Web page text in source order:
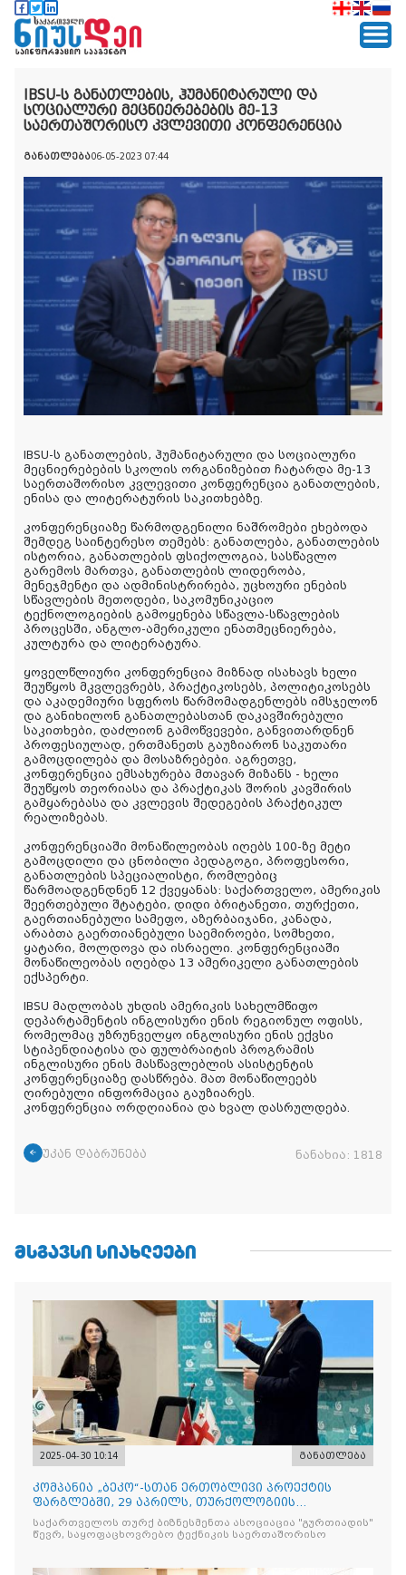
IBSU-ს განათლების, ჰუმანიტარული და
სოციალური მეცნიერებების მე-13
საერთაშორისო კვლევითი კონფერენცია
განათლება06-05-2023 07:44
IBSU-ს განათლების, ჰუმანიტარული და სოციალური
მეცნიერებების სკოლის ორგანიზებით ჩატარდა მე-13
საერთაშორისო კვლევითი კონფერენცია განათლების,
ენისა და ლიტერატურის საკითხებზე.
კონფერენციაზე წარმოდგენილი ნაშრომები ეხებოდა
შემდეგ საინტერესო თემებს: განათლება, განათლების
ისტორია, განათლების ფსიქოლოგია, სასწავლო
გარემოს მართვა, განათლების ლიდერობა,
მენეჯმენტი და ადმინისტრირება, უცხოური ენების
სწავლების მეთოდები, საკომუნიკაციო
ტექნოლოგიების გამოყენება სწავლა-სწავლების
პროცესში, ანგლო-ამერიკული ენათმეცნიერება,
კულტურა და ლიტერატურა.
ყოველწლიური კონფერენცია მიზნად ისახავს ხელი
შეუწყოს მკვლევრებს, პრაქტიკოსებს, პოლიტიკოსებს
და აკადემიური სფეროს წარმომადგენლებს იმსჯელონ
და განიხილონ განათლებასთან დაკავშირებული
საკითხები, დაძლიონ გამოწვევები, განვითარდნენ
პროფესიულად, ერთმანეთს გაუზიარონ საკუთარი
გამოცდილება და მოსაზრებები. აგრეთვე,
კონფერენცია ემსახურება მთავარ მიზანს - ხელი
შეუწყოს თეორიასა და პრაქტიკას შორის კავშირის
გამყარებასა და კვლევის შედეგების პრაქტიკულ
რეალიზებას.
კონფერენციაში მონაწილეობას იღებს 100-ზე მეტი
გამოცდილი და ცნობილი პედაგოგი, პროფესორი,
განათლების სპეციალისტი, რომლებიც
წარმოადგენდნენ 12 ქვეყანას: საქართველო, ამერიკის
შეერთებული შტატები, დიდი ბრიტანეთი, თურქეთი,
გაერთიანებული სამეფო, აზერბაიჯანი, კანადა,
არაბთა გაერთიანებული საემიროები, სომხეთი,
ყატარი, მოლდოვა და ისრაელი. კონფერენციაში
მონაწილეობას იღებდა 13 ამერიკელი განათლების
ექსპერტი.
IBSU მადლობას უხდის ამერიკის სახელმწიფო
დეპარტამენტის ინგლისური ენის რეგიონულ ოფისს,
რომელმაც უზრუნველყო ინგლისური ენის ექვსი
სტიპენდიატისა და ფულბრაიტის პროგრამის
ინგლისური ენის მასწავლებლის ასისტენტის
კონფერენციაზე დასწრება. მათ მონაწილეებს
ღირებული ინფორმაცია გაუზიარეს.
კონფერენცია ორდღიანია და ხვალ დასრულდება.
უკან დაბრუნება ნანახია: 1818
ᲛᲡᲒᲐᲕᲡᲘ ᲡᲘᲐᲮᲚᲔᲔᲑᲘ
2025-04-30 10:14 განათლება
კომპანია „ბეკო“-სთან ერთობლივი პროექტის
ფარგლებში, 29 აპრილს, თურქოლოგიის
მიმართულებისა და თბილისის
საქართველოს თურქ ბიზნესმენთა ასოციაცია "გურთიადის"
წევრ, საყოფაცხოვრებო ტექნიკის საერთაშორისო